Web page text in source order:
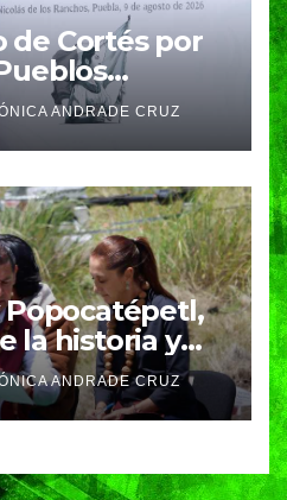
de Cortés por
ANDRADE CRUZ
la historia y
para Puebla:
ANDRADE CRUZ